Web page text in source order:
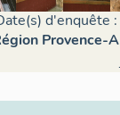
d'enquête
Provence-